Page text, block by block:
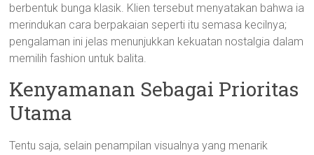
berbentuk bunga klasik. Klien tersebut menyatakan bahwa ia
merindukan cara berpakaian seperti itu semasa kecilnya;
pengalaman ini jelas menunjukkan kekuatan nostalgia dalam
memilih fashion untuk balita.
Kenyamanan Sebagai Prioritas
Utama
Tentu saja, selain penampilan visualnya yang menarik